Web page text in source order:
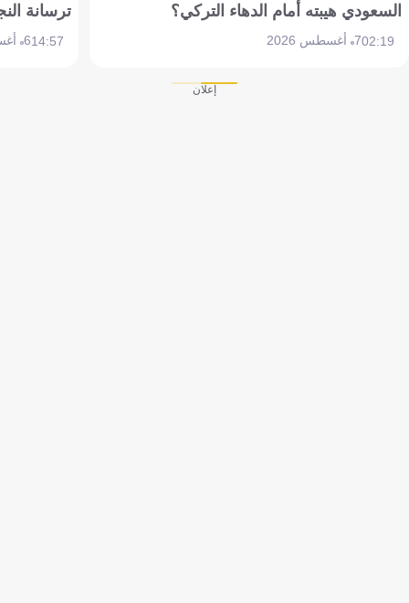
السعودي هيبته أمام الدهاء التركي؟
02:197 أغسطس 2026
ترسانة
14:576 أغسطس 2026
إعلان